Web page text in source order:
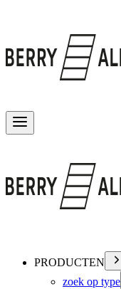
PRODUCTEN
zoek op type